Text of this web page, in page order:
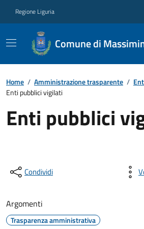
Regione Liguria
Comune di
Home / Amministrazione trasparente /
Enti pubblici vigilati
Enti pubblici
Condividi
Argomenti
Trasparenza amministrativa